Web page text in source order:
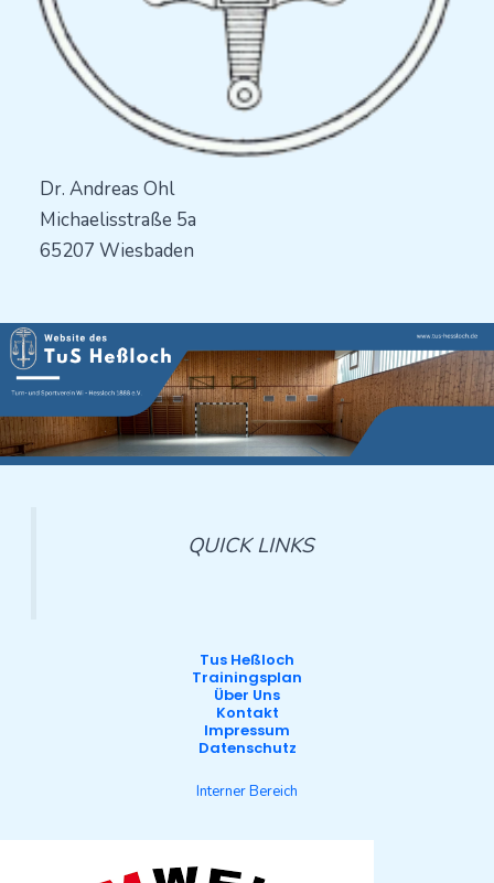
Dr. Andreas Ohl
Michaelisstraße 5a
65207 Wiesbaden
QUICK LINKS
Tus Heßloch
Trainingsplan
Über Uns
Kontakt
Impressum
Datenschutz
Interner Bereich